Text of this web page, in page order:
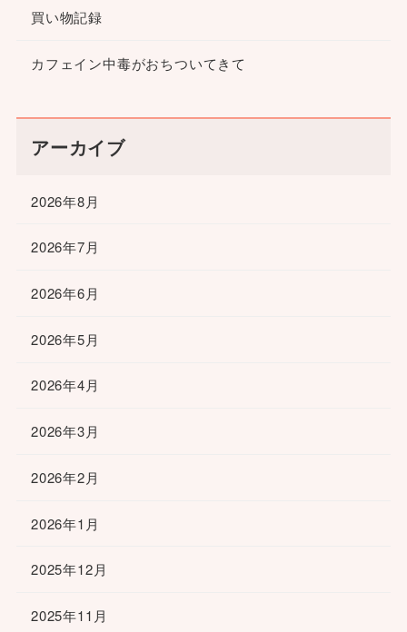
買い物記録
カフェイン中毒がおちついてきて
アーカイブ
2026年8月
2026年7月
2026年6月
2026年5月
2026年4月
2026年3月
2026年2月
2026年1月
2025年12月
2025年11月